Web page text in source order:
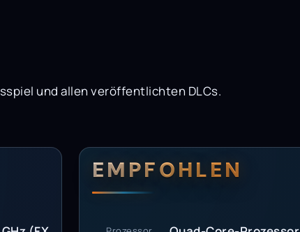
und allen veröffentlichten DLCs.
EMPFOHLEN